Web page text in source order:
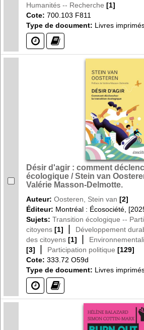
Humanités -- Recherche [1]
Cote: 700.103 F811
Type de document: Livres
(?) (?)
Désir d'agir : comment
écologique / Stein van
Valérie Masson-Delmotte.
Auteur: Oosteren, Stein van [2]
Éditeur: Montréal : Écosociété,
Sujets: Transition écologique --
citoyens [1] |
Développement
des citoyens [1] |
[3]
| Participation politique [129]
Cote: 333.72 O59d
Type de document: Livres
(?) (?)